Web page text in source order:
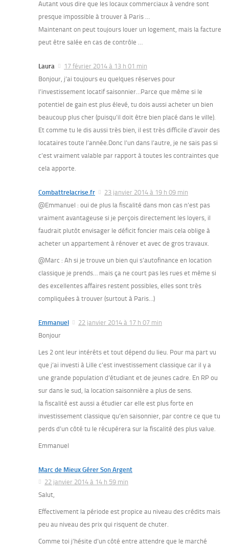
Autant vous dire que les locaux commerciaux à vendre sont
presque impossible à trouver à Paris …
Maintenant on peut toujours louer un logement, mais la facture
peut être salée en cas de contrôle …
Laura
17 février 2014 à 13 h 01 min
Bonjour, j’ai toujours eu quelques réserves pour
l’investissement locatif saisonnier…Parce que même si le
potentiel de gain est plus élevé, tu dois aussi acheter un bien
beaucoup plus cher (puisqu’il doit être bien placé dans le ville).
Et comme tu le dis aussi très bien, il est très difficile d’avoir des
locataires toute l’année.Donc l’un dans l’autre, je ne sais pas si
c’est vraiment valable par rapport à toutes les contraintes que
cela apporte.
Combattrelacrise.fr
23 janvier 2014 à 19 h 09 min
@Emmanuel : oui de plus la fiscalité dans mon cas n’est pas
vraiment avantageuse si je perçois directement les loyers, il
faudrait plutôt envisager le déficit foncier mais cela oblige à
acheter un appartement à rénover et avec de gros travaux.
@Marc : Ah si je trouve un bien qui s’autofinance en location
classique je prends… mais ça ne court pas les rues et même si
des excellentes affaires restent possibles, elles sont très
compliquées à trouver (surtout à Paris…)
Emmanuel
22 janvier 2014 à 17 h 07 min
Bonjour
Les 2 ont leur intérêts et tout dépend du lieu. Pour ma part vu
que j’ai investi à Lille c’est investissement classique car il y a
une grande population d’étudiant et de jeunes cadre. En RP ou
sur dans le sud, la location saisonnière a plus de sens.
la fiscalité est aussi a étudier car elle est plus forte en
investissement classique qu’en saisonnier, par contre ce que tu
perds d’un côté tu le récupérera sur la fiscalité des plus value.
Emmanuel
Marc de Mieux Gérer Son Argent
22 janvier 2014 à 14 h 59 min
Salut,
Effectivement la période est propice au niveau des crédits mais
peu au niveau des prix qui risquent de chuter.
Comme toi j’hésite d’un côté entre attendre que le marché